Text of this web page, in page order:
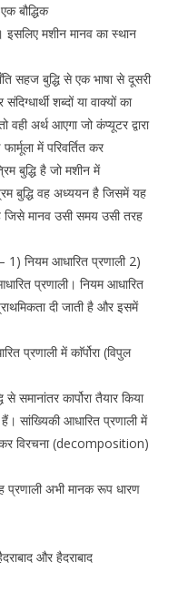
बौद्धिक
इसलिए मशीन मानव का स्थान
सहज बुद्धि से एक भाषा से दूसरी
शब्दों या वाक्यों का
अर्थ आएगा जो कंप्यूटर द्वारा
में परिवर्तित कर
बुद्धि है जो मशीन में
बुद्धि वह अध्ययन है जिसमें यह
मानव उसी समय उसी तरह
1) नियम आधारित प्रणाली 2)
प्रणाली। नियम आधारित
दी जाती है और इसमें
प्रणाली में काॅर्पोरा (विपुल
कार्पोरा तैयार किया
सांख्यिकी आधारित प्रणाली में
कर विरचना (decomposition)
प्रणाली अभी मानक रूप धारण
और हैदराबाद